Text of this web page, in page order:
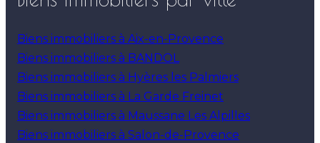
Biens immobiliers à Aix-en-Provence
Biens immobiliers à BANDOL
Biens immobiliers à Hyères les Palmiers
Biens immobiliers à La Garde Freinet
Biens immobiliers à Maussane Les Alpilles
Biens immobiliers à Salon-de-Provence